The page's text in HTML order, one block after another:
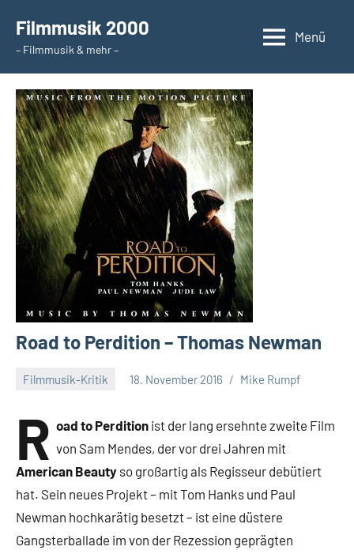
Inhalt
springen
Filmmusik 2000
– Filmmusik & mehr –
Menü
Road to Perdition – Thomas Newman
Filmmusik-Kritik 18. November 2016 Mike Rumpf
R oad to Perdition ist der lang ersehnte zweite Film
von Sam Mendes, der vor drei Jahren mit
American Beauty so großartig als Regisseur debütiert
hat. Sein neues Projekt – mit Tom Hanks und Paul
Newman hochkarätig besetzt – ist eine düstere
Gangsterballade im von der Rezession geprägten